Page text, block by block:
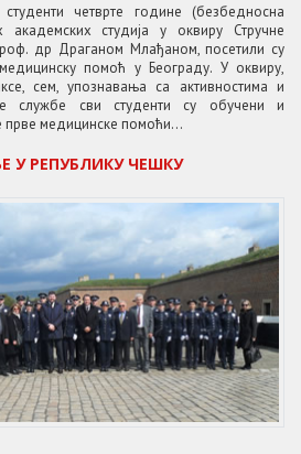
четврте године (безбедносна
академских студија у оквиру Стручне
др Драганом Млађаном, посетили су
помоћ у Београду. У оквиру,
сем, упознавања са активностима и
службе сви студенти су обучени и
прве медицинске помоћи...
У РЕПУБЛИКУ ЧЕШКУ